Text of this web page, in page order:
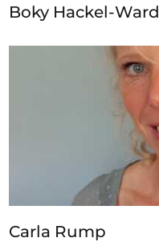
Boky Hackel-Ward
Carla Rump